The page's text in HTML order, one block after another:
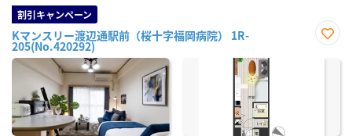
割引キャンペーン
Kマンスリー渡辺通駅前（桜十字福岡病院） 1R-
205(No.420292)
に入